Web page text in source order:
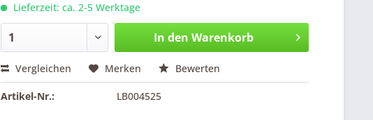
Lieferzeit: ca. 2-5 Werktage
In den Warenkorb
Vergleichen Merken Bewerten
Artikel-Nr.: LB004525